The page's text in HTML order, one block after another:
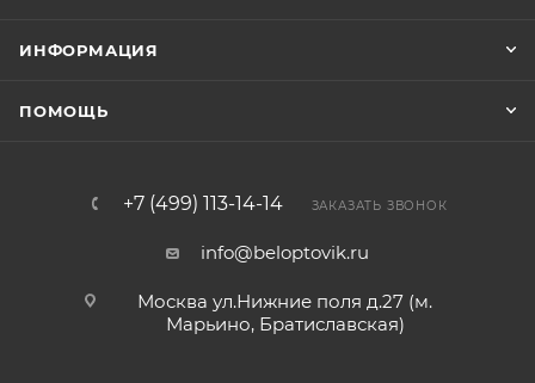
ИНФОРМАЦИЯ
ПОМОЩЬ
+7 (499) 113-14-14 ЗАКАЗАТЬ ЗВОНОК
info@beloptovik.ru
Москва ул.Нижние поля д.27 (м.
Марьино, Братиславская)